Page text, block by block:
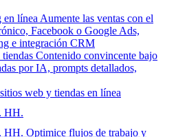
en línea Aumente las ventas con el
Facebook o Google Ads,
e integración CRM
Contenido convincente bajo
por IA, prompts detallados,
web y tiendas en línea
HH.
HH. Optimice flujos de trabajo y